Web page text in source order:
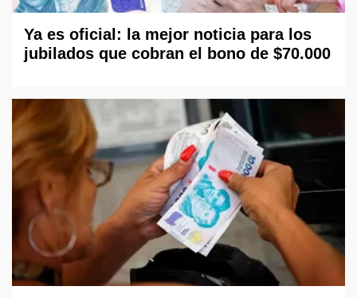
Ya es oficial: la mejor noticia para los
jubilados que cobran el bono de $70.000